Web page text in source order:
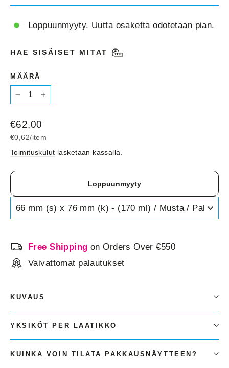
Loppuunmyyty. Uutta osaketta odotetaan pian.
HAE SISÄISET MITAT
MÄÄRÄ
Normaalihinta
€62,00
€0,62/item
Toimituskulut lasketaan kassalla.
Loppuunmyyty
Free Shipping on Orders Over €550
Vaivattomat palautukset
KUVAUS
YKSIKÖT PER LAATIKKO
KUINKA VOIN TILATA PAKKAUSNÄYTTEEN?